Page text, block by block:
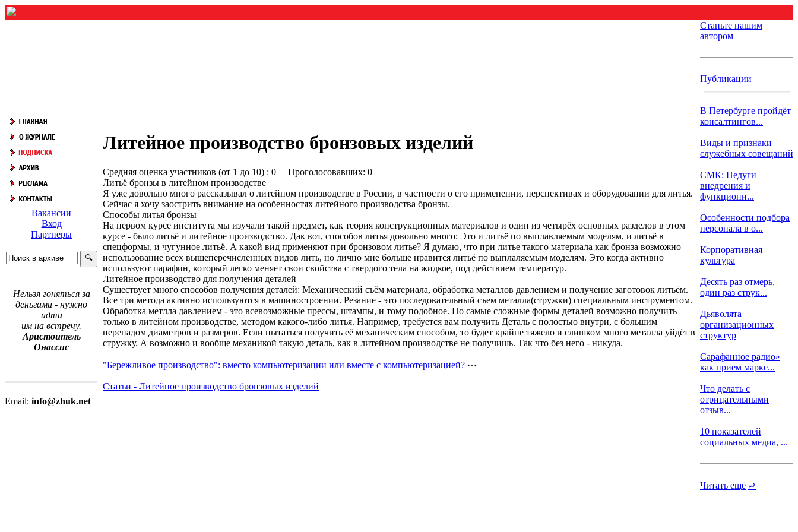
Вакансии
Вход
Партнеры
Нельзя гоняться за
деньгами - нужно
идти
им на встречу.
Аристоитель
Онассис
Email: info@zhuk.net
Литейное производство бронзовых изделий
Средняя оценка участников (от 1 до 10) : 0 Проголосовавших: 0
Литьё бронзы в литейном производстве
Я уже довольно много рассказывал о литейном производстве в России, в частности о его применении, перспективах и оборудовании для литья.
Сейчас я хочу заострить внимание на особенностях литейного производства бронзы.
Способы литья бронзы
На первом курсе института мы изучали такой предмет, как теория конструкционных материалов и один из четырёх основных разделов в этом
курсе - было литьё и литейное производство. Дак вот, способов литья довольно много: Это и литьё по выплавляемым моделям, и литьё в
спецформы, и чугунное литьё. А какой вид применяют при бронзовом литье? Я думаю, что при литье такого материала как бронза возможно
использование всех вышеперечисленных видов лить, но лично мне больше нравится литьё по выплаляемым моделям. Это когда активно
используют парафин, который легко меняет свои свойства с твердого тела на жидкое, под действием температур.
Литейное производство для получения деталей
Существует много способов получения деталей: Механический съём материала, обработка металлов давлением и получение заготовок литьём.
Все три метода активно используются в машиностроении. Резание - это последовательный съем металла(стружки) специальным инструментом.
Обработка метлла давлением - это всевозможные прессы, штампы, и тому подобное. Но самые сложные формы деталей возможно получить
только в литейном производстве, методом какого-либо литья. Например, требуется вам получить Деталь с полостью внутри, с большим
перепадом диаметров и размеров. Если пытаться получить её механическим способом, то будет крайне тяжело и слишком много металла уйдёт в
стружку. А возможно и вообще механикой такую деталь, как в литейном производстве не получишь. Так что без него - никуда.
"Бережливое производство": вместо компьютеризации или вместе с компьютеризацией? ⋯
Статьи - Литейное производство бронзовых изделий
Станьте нашим
автором
Публикации
В Петербурге пройдёт
консалтингов...
Виды и признаки
служебных совещаний
СМК: Недуги
внедрения и
функциони...
Особенности подбора
персонала в о...
Корпоративная
культура
Десять раз отмерь,
один раз струк...
Дьяволята
организационных
структур
Сарафанное радио»
как прием марке...
Что делать с
отрицательными
отзыв...
10 показателей
социальных медиа, ...
Читать ещё ⤾